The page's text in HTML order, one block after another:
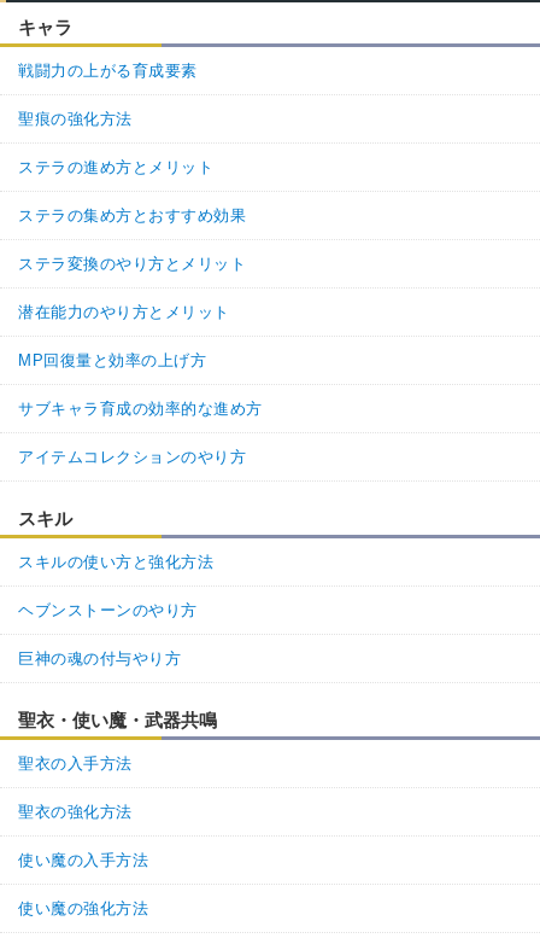
キャラ
戦闘力の上がる育成要素
聖痕の強化方法
ステラの進め方とメリット
ステラの集め方とおすすめ効果
ステラ変換のやり方とメリット
潜在能力のやり方とメリット
MP回復量と効率の上げ方
サブキャラ育成の効率的な進め方
アイテムコレクションのやり方
スキル
スキルの使い方と強化方法
ヘブンストーンのやり方
巨神の魂の付与やり方
聖衣・使い魔・武器共鳴
聖衣の入手方法
聖衣の強化方法
使い魔の入手方法
使い魔の強化方法